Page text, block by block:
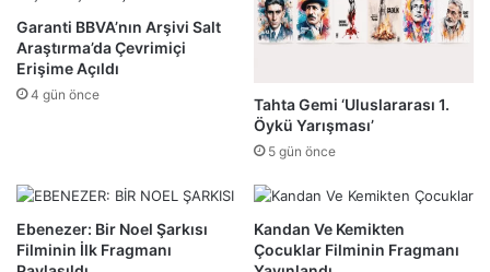
Garanti BBVA’nın Arşivi Salt
Araştırma’da Çevrimiçi
Erişime Açıldı
4 gün önce
Tahta Gemi ‘Uluslararası 1.
Öykü Yarışması’
5 gün önce
Ebenezer: Bir Noel Şarkısı
Filminin İlk Fragmanı
Kandan Ve Kemikten
Çocuklar Filminin Fragmanı